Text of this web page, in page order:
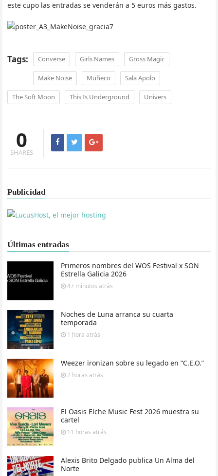
este cupo las entradas se venderán a 5 euros más gastos.
Tags: Converse Girls Names Gross Magic
Make Noise Muñeco Sala Apolo
The Soft Moon This Is Underground Univers
0
SHARES
Publicidad
Últimas entradas
Primeros nombres del WOS Festival x SON
Estrella Galicia 2026
47 minutos atrás
Noches de Luna arranca su cuarta
temporada
1 hora atrás
Weezer ironizan sobre su legado en “C.E.O.”
2 horas atrás
El Oasis Elche Music Fest 2026 muestra su
cartel
11 horas atrás
Alexis Brito Delgado publica Un Alma del
Norte